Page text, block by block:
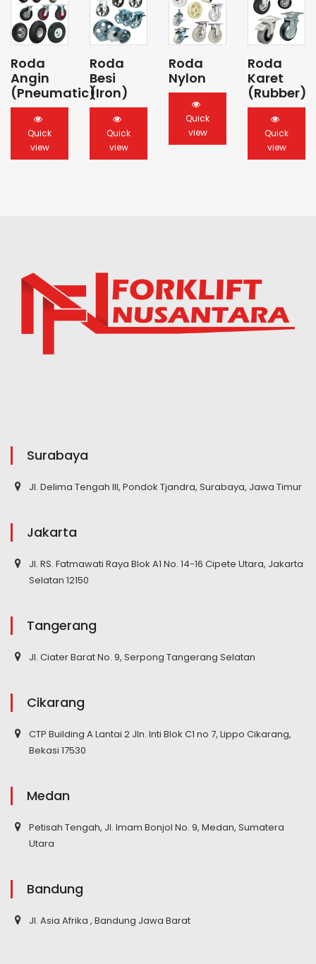
Roda
Angin
(Pneumatic)
Quick
view
Roda
Besi
(Iron)
Quick
view
Roda
Nylon
Quick
view
Roda
Karet
(Rubber)
Quick
view
Surabaya
Jl. Delima Tengah III, Pondok Tjandra, Surabaya, Jawa Timur
Jakarta
Jl. RS. Fatmawati Raya Blok A1 No. 14-16 Cipete Utara, Jakarta
Selatan 12150
Tangerang
Jl. Ciater Barat No. 9, Serpong Tangerang Selatan
Cikarang
CTP Building A Lantai 2 Jln. Inti Blok C1 no 7, Lippo Cikarang,
Bekasi 17530
Medan
Petisah Tengah, Jl. Imam Bonjol No. 9, Medan, Sumatera
Utara
Bandung
Jl. Asia Afrika , Bandung Jawa Barat